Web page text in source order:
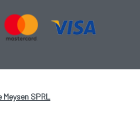
SPRL